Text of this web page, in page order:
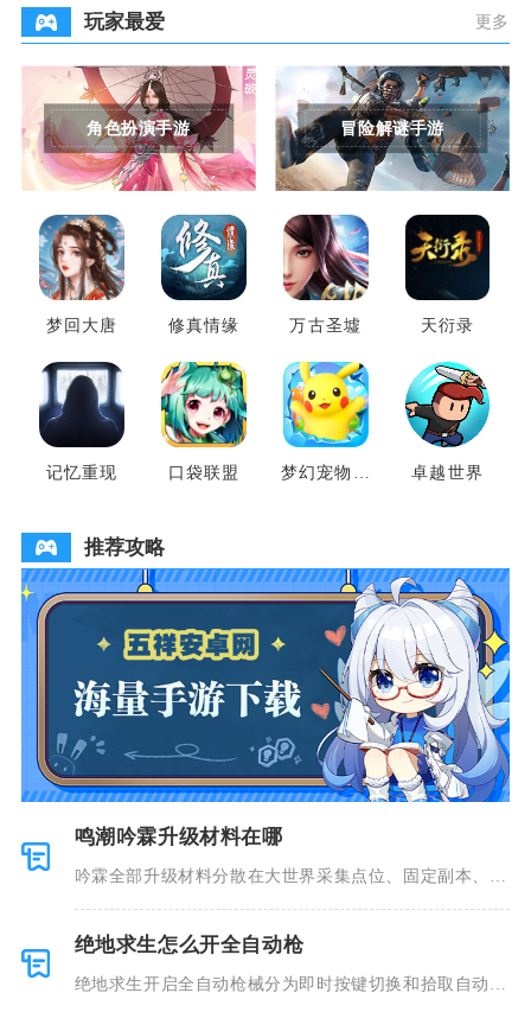
玩家最爱 更多
角色扮演手游 冒险解谜手游
梦回大唐 修真情缘 万古圣墟 天衍录
记忆重现 口袋联盟
梦幻宠物联
卓越世界
推荐攻略
鸣潮吟霖升级材料在哪
吟霖全部升级材料分散在大世界采集点位、固定副本、世
绝地求生怎么开全自动枪
绝地求生开启全自动枪械分为即时按键切换和拾取自动预